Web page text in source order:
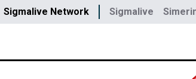
Sigmalive Network Sigmalive